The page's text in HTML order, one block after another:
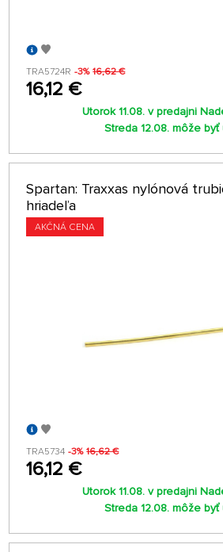
TRA5724R -3% 16,62 €
16,12 €
Utorok 11.08. v predajni
Streda 12.08. môže byť
Spartan: Traxxas nylónová
hriadeľa
AKČNÁ CENA
TRA5734 -3% 16,62 €
16,12 €
Utorok 11.08. v predajni
Streda 12.08. môže byť